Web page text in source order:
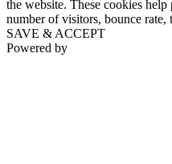
the website. These cookies
number of visitors, bounce rate,
SAVE & ACCEPT
Powered by